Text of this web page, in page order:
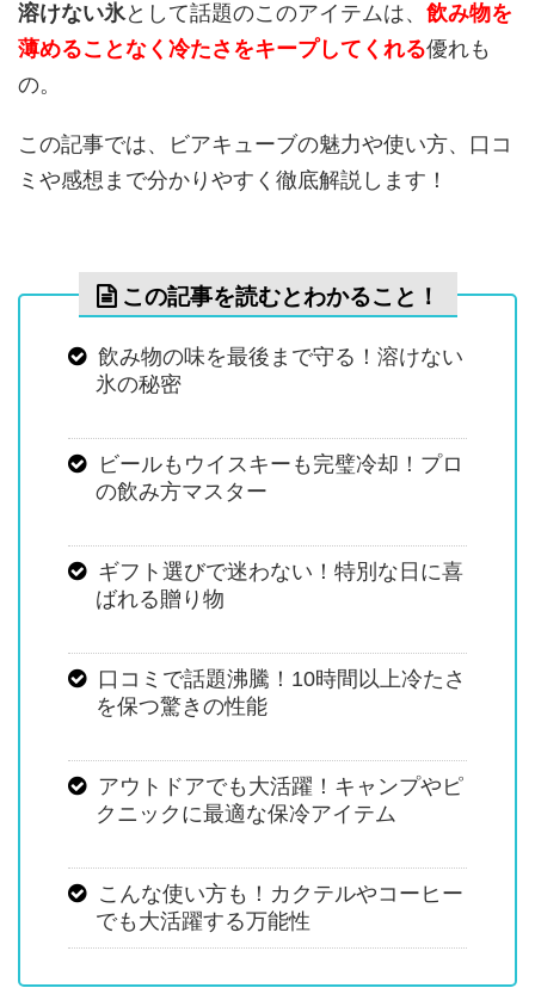
溶けない氷として話題のこのアイテムは、 飲み物を
薄めることなく冷たさをキープしてくれる優れも
の。
この記事では、ビアキューブの魅力や使い方、口コ
ミや感想まで分かりやすく徹底解説します！
この記事を読むとわかること！
飲み物の味を最後まで守る！溶けない
氷の秘密
ビールもウイスキーも完璧冷却！プロ
の飲み方マスター
ギフト選びで迷わない！特別な日に喜
ばれる贈り物
口コミで話題沸騰！10時間以上冷たさ
を保つ驚きの性能
アウトドアでも大活躍！キャンプやピ
クニックに最適な保冷アイテム
こんな使い方も！カクテルやコーヒー
でも大活躍する万能性